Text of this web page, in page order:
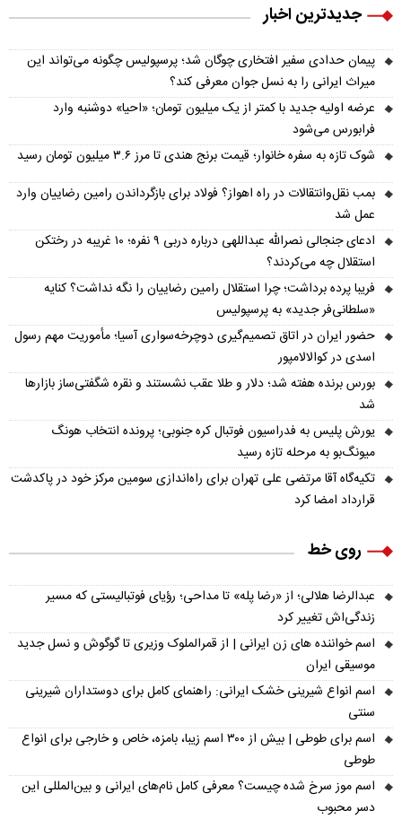
جدیدترین اخبار
پیمان حدادی سفیر افتخاری چوگان شد؛ پرسپولیس چگونه می‌تواند این
میراث ایرانی را به نسل جوان معرفی کند؟
عرضه اولیه جدید با کمتر از یک میلیون تومان؛ «احیا» دوشنبه وارد
فرابورس می‌شود
شوک تازه به سفره خانوار؛ قیمت برنج هندی تا مرز ۳.۶ میلیون تومان رسید
بمب نقل‌وانتقالات در راه اهواز؟ فولاد برای بازگرداندن رامین رضاییان وارد
عمل شد
ادعای جنجالی نصرالله عبداللهی درباره دربی ۹ نفره؛ ۱۰ غریبه در رختکن
استقلال چه می‌کردند؟
فریبا پرده برداشت؛ چرا استقلال رامین رضاییان را نگه نداشت؟ کنایه
«سلطانی‌فر جدید» به پرسپولیس
حضور ایران در اتاق تصمیم‌گیری دوچرخه‌سواری آسیا؛ مأموریت مهم رسول
اسدی در کوالالامپور
بورس برنده هفته شد؛ دلار و طلا عقب نشستند و نقره شگفتی‌ساز بازارها
شد
یورش پلیس به فدراسیون فوتبال کره جنوبی؛ پرونده انتخاب هونگ
میونگ‌بو به مرحله تازه رسید
تکیه‌گاه آقا مرتضی علی تهران برای راه‌اندازی سومین مرکز خود در پاکدشت
قرارداد امضا کرد
روی خط
عبدالرضا هلالی؛ از «رضا پله» تا مداحی؛ رؤیای فوتبالیستی که مسیر
زندگی‌اش تغییر کرد
اسم خواننده های زن ایرانی | از قمرالملوک وزیری تا گوگوش و نسل جدید
موسیقی ایران
اسم انواع شیرینی خشک ایرانی: راهنمای کامل برای دوستداران شیرینی
سنتی
اسم برای طوطی | بیش از ۳۰۰ اسم زیبا، بامزه، خاص و خارجی برای انواع
طوطی
اسم موز سرخ شده چیست؟ معرفی کامل نام‌های ایرانی و بین‌المللی این
دسر محبوب